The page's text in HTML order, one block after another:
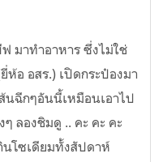
มาทำอาหาร ซึ่งไม่ใช่
อ อสร.) เปิดกระป๋องมา
นฉีกๆอันนี้เหมือนเอาไป
ลองชิมดู .. คะ คะ คะ
นโซเดียมทั้งสัปดาห์